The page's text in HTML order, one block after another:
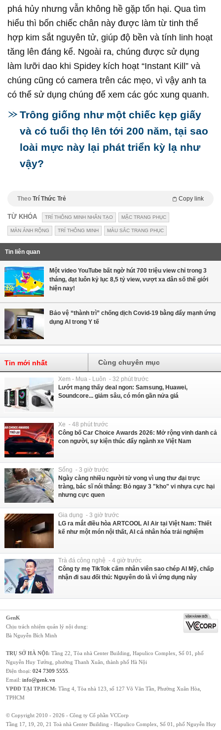
phá hủy nhưng vẫn không hề gặp tổn hại. Qua tìm
hiểu thì bốn chiếc chân này được làm từ tinh thể
hợp kim sắt nguyên tử, giúp độ bền và tính linh hoạt
tăng lên đáng kể. Ngoài ra, chúng được sử dụng
làm lưỡi dao khi Spidey kích hoạt “Instant Kill” và
chúng cũng có camera trên các mẹo, vì vậy anh ta
có thể sử dụng chúng để xem các góc xung quanh.
Trông giống như một chiếc kẹp giấy
và có tuổi thọ lên tới 200 năm, tại sao
loài mực này lại phát triển kỳ lạ như
vậy?
Theo Trí Thức Trẻ Copy link
TỪ KHÓA TRÍ THÔNG MINH NHÂN TẠO MẶC TRANG PHỤC
MÀN ẢNH RỘNG TRÍ THÔNG MINH MÀU SẮC TRANG PHỤC
Tin liên quan
Một video YouTube bất ngờ hút 700 triệu view chỉ trong 3
tháng, đạt luôn kỷ lục 8,5 tỷ view, vượt xa dân số thế giới
hiện nay!
Bảo vệ “thành trì” chống dịch Covid-19 bằng đẩy mạnh ứng
dụng AI trong Y tế
Tin mới nhất Cùng chuyên mục
Xem - Mua - Luôn - 32 phút trước
Lướt mạng thấy deal ngon: Samsung, Huawei,
Soundcore... giảm sâu, có món gần nửa giá
Xe - 48 phút trước
Công bố Car Choice Awards 2026: Mở rộng vinh danh cả
con người, sự kiện thúc đẩy ngành xe Việt Nam
Sống - 3 giờ trước
Ngày càng nhiều người tử vong vì ung thư đại trực
tràng, bác sĩ nói thẳng: Bỏ ngay 3 "kho" vi nhựa cực hại
nhưng cực quen
Gia dụng - 3 giờ trước
LG ra mắt điều hòa ARTCOOL AI Air tại Việt Nam: Thiết
kế như một món nội thất, AI cá nhân hóa trải nghiệm
Trà đá công nghệ - 4 giờ trước
Công ty mẹ TikTok cấm nhân viên sao chép AI Mỹ, chấp
nhận đi sau đối thủ: Nguyên do là vì ứng dụng này
GenK
Chịu trách nhiệm quản lý nội dung:
Bà Nguyễn Bích Minh
TRỤ SỞ HÀ NỘI: Tầng 22, Tòa nhà Center Building, Hapulico Complex, Số 01, phố
Nguyễn Huy Tưởng, phường Thanh Xuân, thành phố Hà Nội
Điện thoại: 024 7309 5555
Email: info@genk.vn
VPĐD TẠI TP.HCM: Tầng 4, Tòa nhà 123, số 127 Võ Văn Tần, Phường Xuân Hòa,
TPHCM
© Copyright 2010 - 2026 - Công ty Cổ phần VCCorp
Tầng 17, 19, 20, 21 Toà nhà Center Building - Hapulico Complex, Số 01, phố Nguyễn Huy